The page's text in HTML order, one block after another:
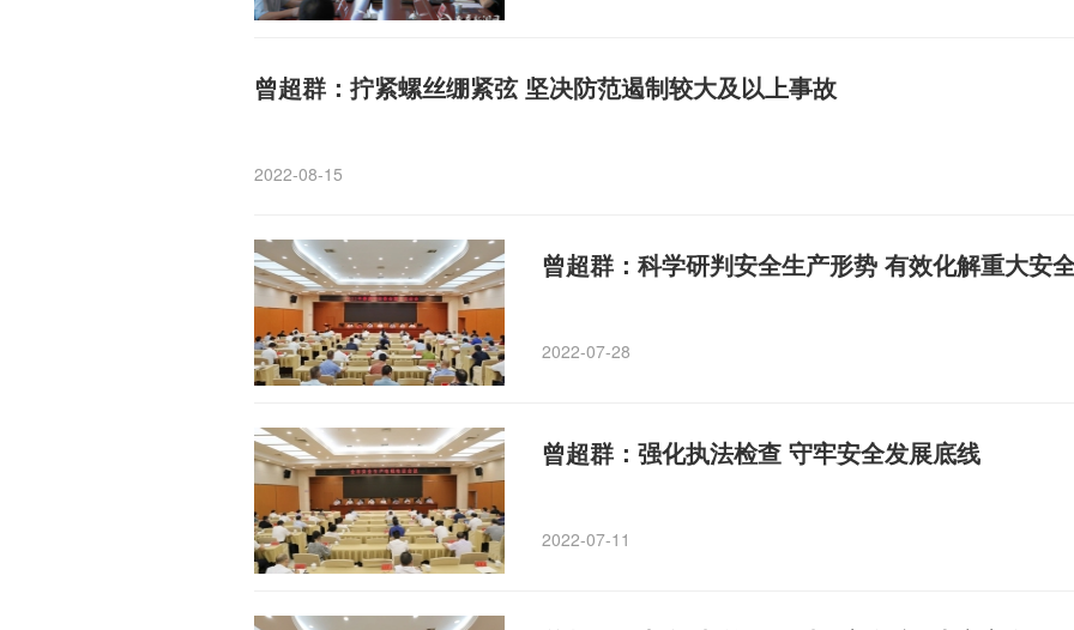
曾超群：拧紧螺丝绷紧弦 坚决防范遏制较大及以上事故
2022-08-15
曾超群：科学研判安全生产形势 有效化解重大安
2022-07-28
曾超群：强化执法检查 守牢安全发展底线
2022-07-11